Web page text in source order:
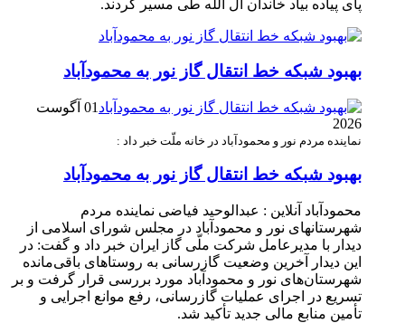
پای پیاده بیاد خاندان آل الله طی مسیر کردند.
بهبود شبکه خط انتقال گاز نور به محمودآباد
01 آگوست
2026
نماینده مردم نور و محمودآباد در خانه ملّت خبر داد :
بهبود شبکه خط انتقال گاز نور به محمودآباد
محمودآباد آنلاین : عبدالوحید فیاضی نماینده مردم
شهرستانهای نور و محمودآباد در مجلس شورای اسلامی از
دیدار با مدیرعامل شرکت ملّی گاز ایران خبر داد و گفت: در
این دیدار آخرین وضعیت گازرسانی به روستاهای باقی‌مانده
شهرستان‌های نور و محمودآباد مورد بررسی قرار گرفت و بر
تسریع در اجرای عملیات گازرسانی، رفع موانع اجرایی و
تأمین منابع مالی جدید تأکید شد.